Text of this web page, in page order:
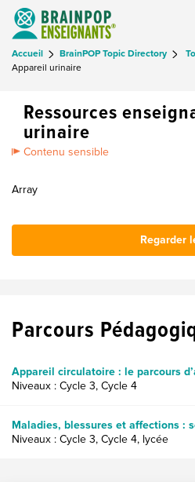
Accueil BrainPOP Topic Directory
Appareil urinaire
Ressources
urinaire
Contenu sensible
Array
Regarder
Parcours
Appareil circulatoire : le parcours
Niveaux : Cycle 3, Cycle 4
Maladies, blessures et affections :
Niveaux : Cycle 3, Cycle 4, lycée